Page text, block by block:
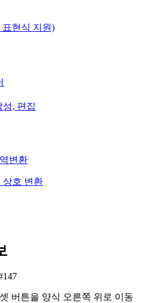
현식 지원)
, 편집
변환
상호 변환
147
버튼을 양식 오른쪽 위로 이동